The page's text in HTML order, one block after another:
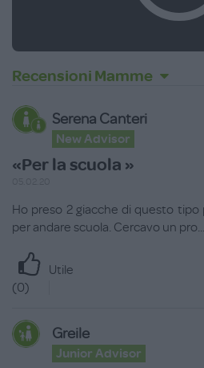
Recensioni Mamme
Serena Canteri
New Advisor
«Per la scuola »
Ho preso 2 giacche di questo tipo
per andare scuola. Cercavo un pro...
Utile
(0)
Greile
Junior Advisor